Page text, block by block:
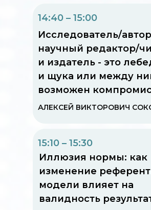
14:40 – 15:00
Исследователь/
научный редактор/
и издатель - это
и щука или между
возможен
АЛЕКСЕЙ ВИКТОРОВИЧ
15:10 – 15:30
Иллюзия нормы: как
изменение
модели влияет на
валидность